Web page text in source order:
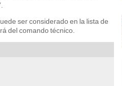
ser considerado en la lista de
del comando técnico.